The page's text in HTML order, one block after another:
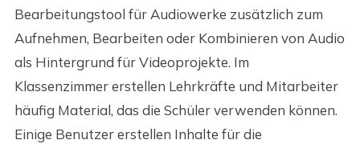
Bearbeitungstool für Audiowerke zusätzlich zum
Aufnehmen, Bearbeiten oder Kombinieren von Audio
als Hintergrund für Videoprojekte. Im
Klassenzimmer erstellen Lehrkräfte und Mitarbeiter
häufig Material, das die Schüler verwenden können.
Einige Benutzer erstellen Inhalte für die